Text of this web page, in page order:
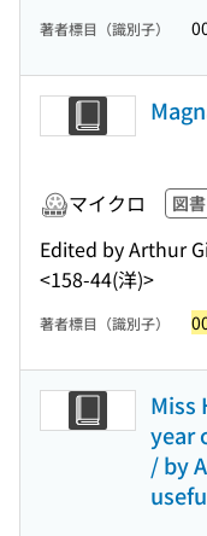
著者標目（識別子）
マイクロ 図書
Edited by Arthur
<158-44(洋)>
著者標目（識別子）
Miss
year
/ by